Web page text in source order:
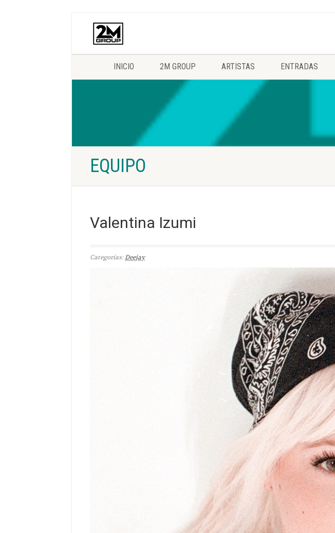
INICIO 2M GROUP ARTISTAS ENTRADAS
EQUIPO
Valentina Izumi
Categorías:Deejay